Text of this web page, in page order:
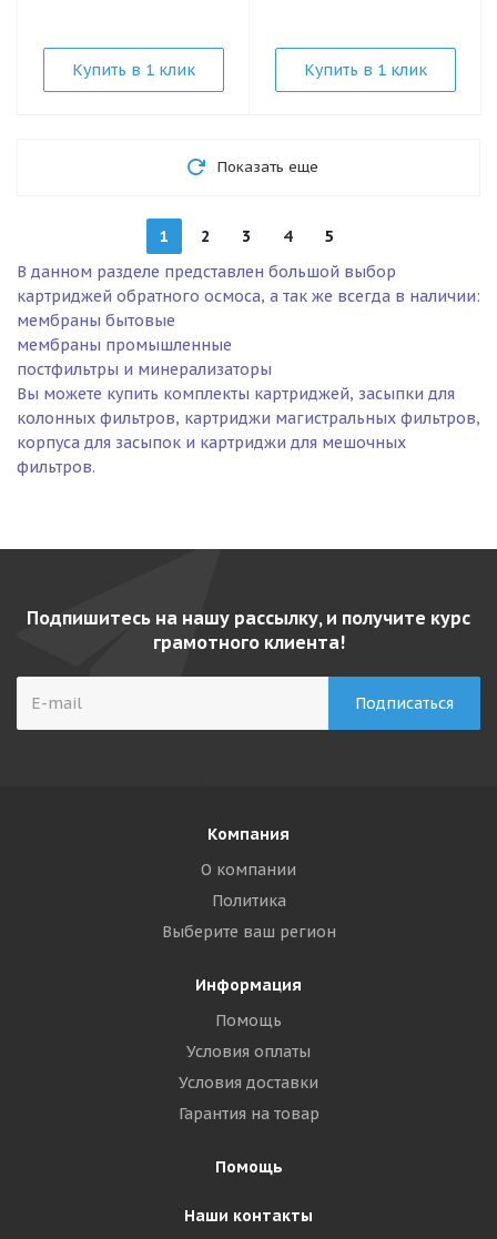
Купить в 1 клик Купить в 1 клик
Показать еще
1 2 3 4
5
В данном разделе представлен большой выбор
картриджей обратного осмоса, а так же всегда в наличии:
мембраны бытовые
мембраны промышленные
постфильтры и минерализаторы
Вы можете купить комплекты картриджей, засыпки для
колонных фильтров, картриджи магистральных фильтров,
корпуса для засыпок и картриджи для мешочных
фильтров.
Подпишитесь на нашу рассылку, и получите курс
грамотного клиента!
Компания
О компании
Политика
Выберите ваш регион
Информация
Помощь
Условия оплаты
Условия доставки
Гарантия на товар
Помощь
Наши контакты